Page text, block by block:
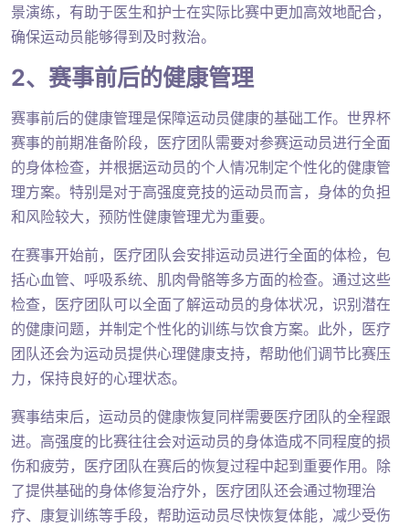
景演练，有助于医生和护士在实际比赛中更加高效地配合，
确保运动员能够得到及时救治。
2、赛事前后的健康管理
赛事前后的健康管理是保障运动员健康的基础工作。世界杯
赛事的前期准备阶段，医疗团队需要对参赛运动员进行全面
的身体检查，并根据运动员的个人情况制定个性化的健康管
理方案。特别是对于高强度竞技的运动员而言，身体的负担
和风险较大，预防性健康管理尤为重要。
在赛事开始前，医疗团队会安排运动员进行全面的体检，包
括心血管、呼吸系统、肌肉骨骼等多方面的检查。通过这些
检查，医疗团队可以全面了解运动员的身体状况，识别潜在
的健康问题，并制定个性化的训练与饮食方案。此外，医疗
团队还会为运动员提供心理健康支持，帮助他们调节比赛压
力，保持良好的心理状态。
赛事结束后，运动员的健康恢复同样需要医疗团队的全程跟
进。高强度的比赛往往会对运动员的身体造成不同程度的损
伤和疲劳，医疗团队在赛后的恢复过程中起到重要作用。除
了提供基础的身体修复治疗外，医疗团队还会通过物理治
疗、康复训练等手段，帮助运动员尽快恢复体能，减少受伤